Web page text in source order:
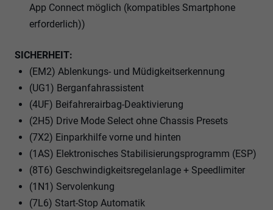
App Connect möglich (kompatibles Smartphone
erforderlich))
SICHERHEIT:
(EM2) Ablenkungs- und Müdigkeitserkennung
(UG1) Berganfahrassistent
(4UF) Beifahrerairbag-Deaktivierung
(2H5) Drive Mode Select ohne Chassis Presets
(7X2) Einparkhilfe vorne und hinten
(1AS) Elektronisches Stabilisierungsprogramm (ESP)
(8T6) Geschwindigkeitsregelanlage + Speedlimiter
(1N1) Servolenkung
(7L6) Start-Stop Automatik